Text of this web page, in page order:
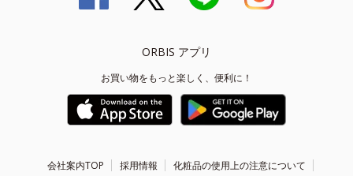
ORBIS アプリ
お買い物をもっと楽しく、便利に！
会社案内TOP 採用情報 化粧品の使用上の注意について